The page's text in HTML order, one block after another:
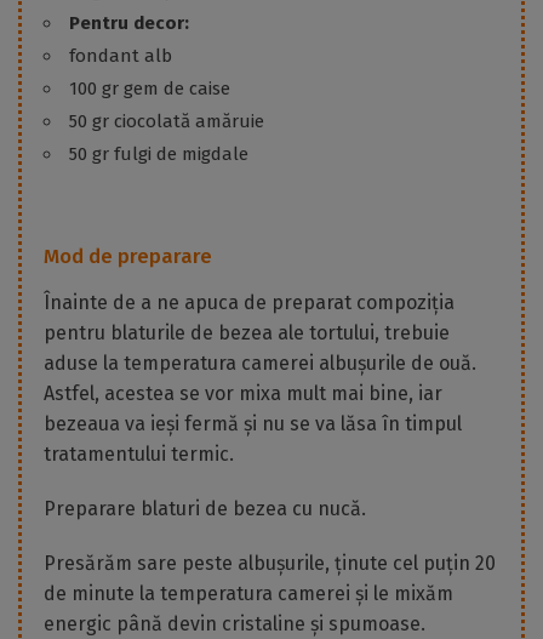
Pentru decor:
fondant alb
100 gr gem de caise
50 gr ciocolată amăruie
50 gr fulgi de migdale
Mod de preparare
Înainte de a ne apuca de preparat compoziția
pentru blaturile de bezea ale tortului, trebuie
aduse la temperatura camerei albușurile de ouă.
Astfel, acestea se vor mixa mult mai bine, iar
bezeaua va ieși fermă și nu se va lăsa în timpul
tratamentului termic.
Preparare blaturi de bezea cu nucă.
Presărăm sare peste albușurile, ținute cel puțin 20
de minute la temperatura camerei și le mixăm
energic până devin cristaline și spumoase.